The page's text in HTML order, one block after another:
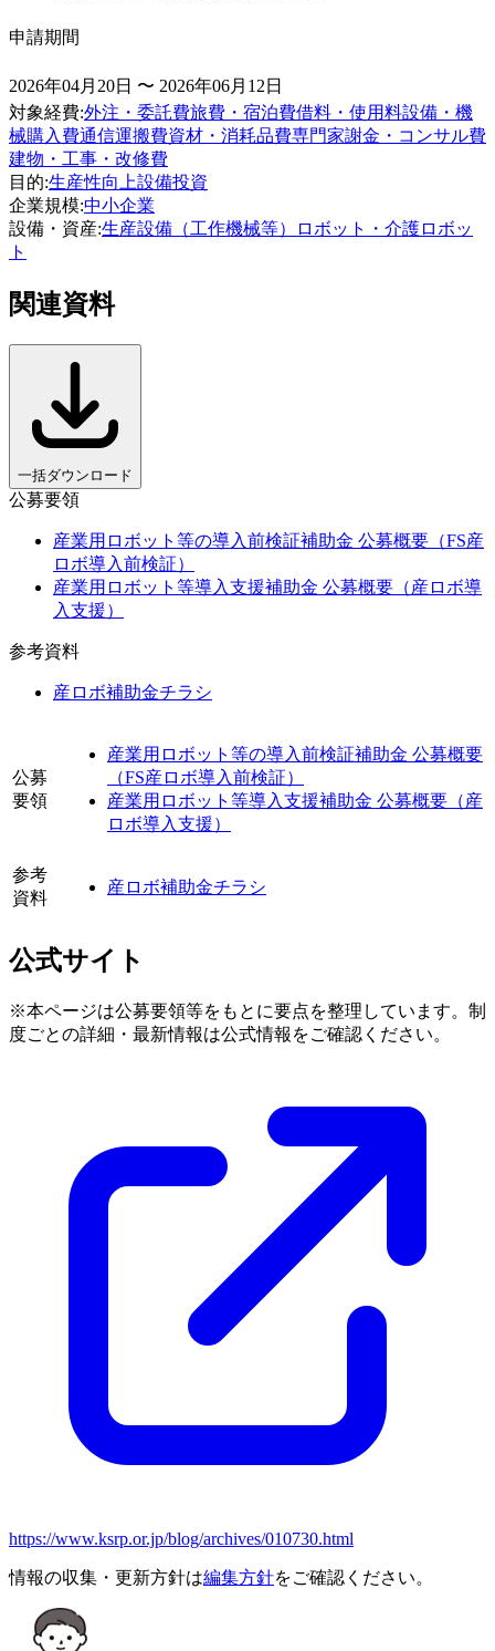
申請期間
2026年04月20日 〜 2026年06月12日
対象経費:外注・委託費旅費・宿泊費借料・使用料設備・機
械購入費通信運搬費資材・消耗品費専門家謝金・コンサル費
建物・工事・改修費
目的:生産性向上設備投資
企業規模:中小企業
設備・資産:生産設備（工作機械等）
ロボット・介護ロボッ
ト
関連資料
一括ダウンロード
公募要領
産業用ロボット等の導入前検証補助金 公募概要（FS産
ロボ導入前検証）
産業用ロボット等導入支援補助金 公募概要（産ロボ導
入支援）
参考資料
産ロボ補助金チラシ
公募
要領
産業用ロボット等の導入前検証補助金 公募概要
（FS産ロボ導入前検証）
産業用ロボット等導入支援補助金 公募概要（産
ロボ導入支援）
参考
資料
産ロボ補助金チラシ
公式サイト
※本ページは公募要領等をもとに要点を整理しています。制
度ごとの詳細・最新情報は公式情報をご確認ください。
https://www.ksrp.or.jp/blog/archives/010730.html
情報の収集・更新方針は編集方針をご確認ください。